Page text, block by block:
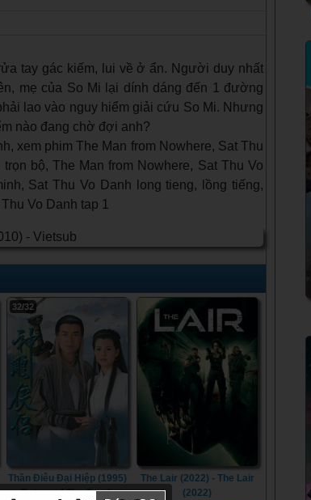
tay gác kiếm, lui về ở ẩn. Người duy nhất
mẹ của So Mi lại dính dáng đến 1 đường
lao vào nguy hiểm giải cứu So Mi. Nhưng
nào đang chờ đợi anh?
xem phim The Man from Nowhere, Sat Thu
bộ, The Man from Nowhere, Sat Thu Vo
Sat Thu Vo Danh long tieng, lồng tiếng,
Vo Danh tap 1
32/32
Thần Điêu Đại Hiệp (1995)
- Return of The Condor
The Lair (2022) - The Lair
(2022)